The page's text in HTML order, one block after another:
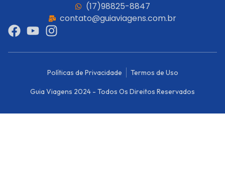
(17)98825-8847
contato@guiaviagens.com.br
Políticas de Privacidade Termos de Uso
Guia Viagens 2024 - Todos Os Direitos Reservados